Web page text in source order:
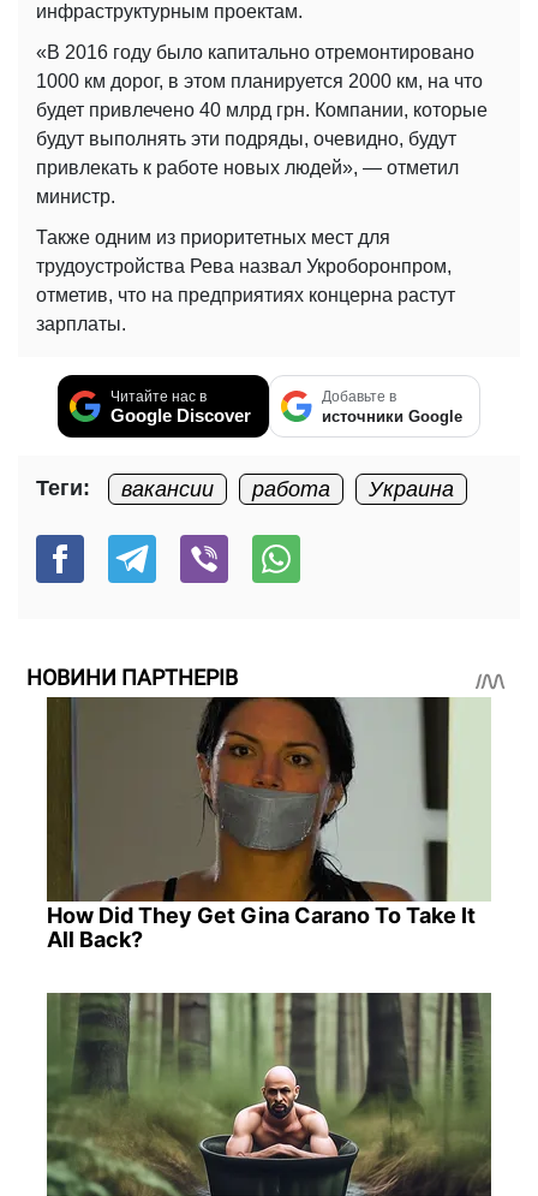
инфраструктурным проектам.
«В 2016 году было капитально отремонтировано
1000 км дорог, в этом планируется 2000 км, на что
будет привлечено 40 млрд грн. Компании, которые
будут выполнять эти подряды, очевидно, будут
привлекать к работе новых людей», — отметил
министр.
Также одним из приоритетных мест для
трудоустройства Рева назвал Укроборонпром,
отметив, что на предприятиях концерна растут
зарплаты.
Читайте нас в
Google Discover
Добавьте в
источники Google
Теги: вакансии работа Украина
НОВИНИ ПАРТНЕРІВ
How Did They Get Gina Carano To Take It
All Back?